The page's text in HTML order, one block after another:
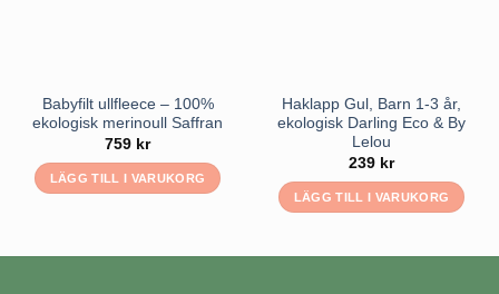
Babyfilt ullfleece – 100%
ekologisk merinoull Saffran
759 kr
LÄGG TILL I VARUKORG
Haklapp Gul, Barn 1-3 år,
ekologisk Darling Eco & By
Lelou
239 kr
LÄGG TILL I VARUKORG